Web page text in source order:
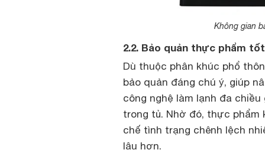
Không gian
2.2. Bảo quản thực phẩm tốt
Dù thuộc phân khúc phổ
bảo quản đáng chú ý, giúp
công nghệ làm lạnh đa
trong tủ. Nhờ đó, thực phẩm
chế tình trạng chênh lệch
lâu hơn.